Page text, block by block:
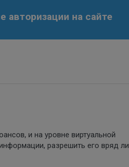
на сайте
и на уровне виртуальной
разрешить его вряд ли